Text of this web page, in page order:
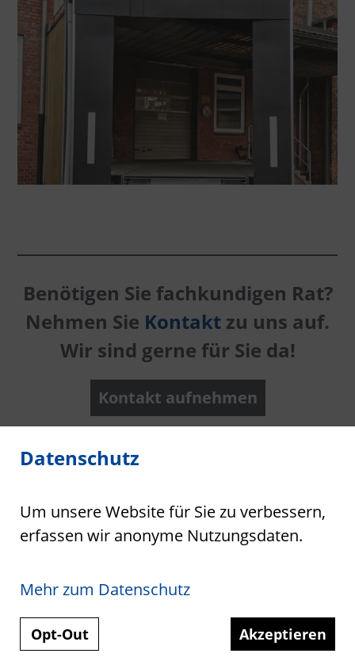
Benötigen Sie fachkundigen Rat?
Nehmen Sie Kontakt zu uns auf.
Wir sind gerne für Sie da!
Kontakt aufnehmen
Datenschutz
Um unsere Website für Sie zu verbessern,
erfassen wir anonyme Nutzungsdaten.
Mehr zum Datenschutz
Opt-Out Akzeptieren